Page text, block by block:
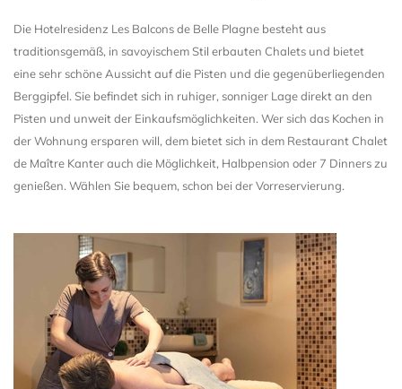
Die Hotelresidenz Les Balcons de Belle Plagne besteht aus
traditionsgemäß, in savoyischem Stil erbauten Chalets und bietet
eine sehr schöne Aussicht auf die Pisten und die gegenüberliegenden
Berggipfel. Sie befindet sich in ruhiger, sonniger Lage direkt an den
Pisten und unweit der Einkaufsmöglichkeiten. Wer sich das Kochen in
der Wohnung ersparen will, dem bietet sich in dem Restaurant Chalet
de Maître Kanter auch die Möglichkeit, Halbpension oder 7 Dinners zu
genießen. Wählen Sie bequem, schon bei der Vorreservierung.